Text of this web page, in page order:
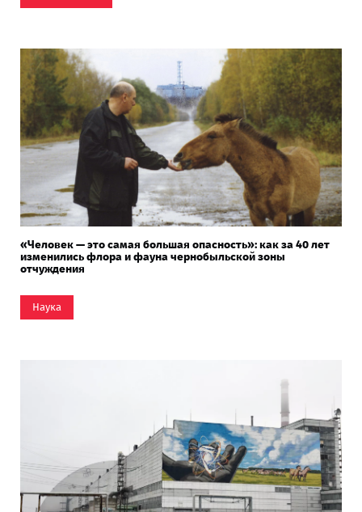
«Человек — это самая большая опасность»: как за 40 лет
изменились флора и фауна чернобыльской зоны
отчуждения
Наука